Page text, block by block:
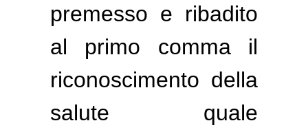
premesso e ribadito
al primo comma il
riconoscimento della
salute quale